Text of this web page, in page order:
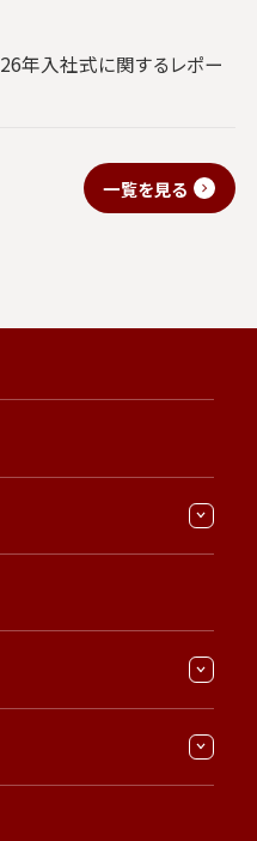
年入社式に関するレポー
一覧を見る